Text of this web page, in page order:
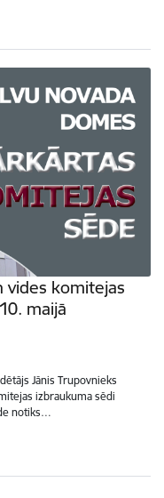
vides komitejas
maijā
Jānis Trupovnieks
izbraukuma sēdi
notiks…